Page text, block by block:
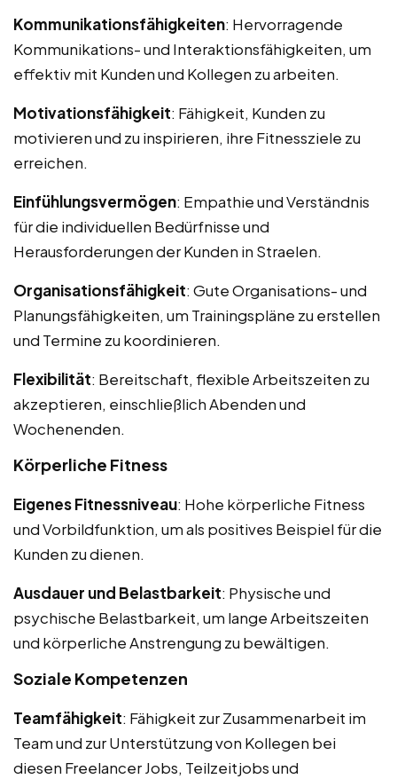
Kommunikationsfähigkeiten: Hervorragende
Kommunikations- und Interaktionsfähigkeiten, um
effektiv mit Kunden und Kollegen zu arbeiten.
Motivationsfähigkeit: Fähigkeit, Kunden zu
motivieren und zu inspirieren, ihre Fitnessziele zu
erreichen.
Einfühlungsvermögen: Empathie und Verständnis
für die individuellen Bedürfnisse und
Herausforderungen der Kunden in Straelen.
Organisationsfähigkeit: Gute Organisations- und
Planungsfähigkeiten, um Trainingspläne zu erstellen
und Termine zu koordinieren.
Flexibilität: Bereitschaft, flexible Arbeitszeiten zu
akzeptieren, einschließlich Abenden und
Wochenenden.
Körperliche Fitness
Eigenes Fitnessniveau: Hohe körperliche Fitness
und Vorbildfunktion, um als positives Beispiel für die
Kunden zu dienen.
Ausdauer und Belastbarkeit: Physische und
psychische Belastbarkeit, um lange Arbeitszeiten
und körperliche Anstrengung zu bewältigen.
Soziale Kompetenzen
Teamfähigkeit: Fähigkeit zur Zusammenarbeit im
Team und zur Unterstützung von Kollegen bei
diesen Freelancer Jobs, Teilzeitjobs und